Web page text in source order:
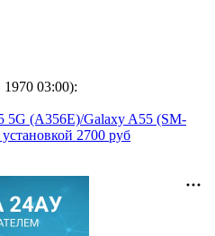
03:00):
5G (A356E)/Galaxy A55 (SM-
2700 руб